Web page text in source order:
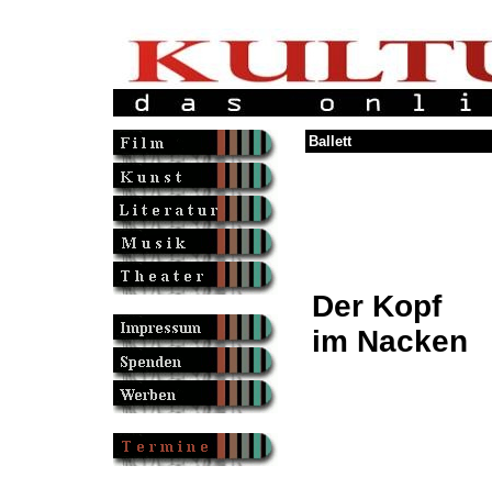
Ballett
Der Kopf
im Nacken